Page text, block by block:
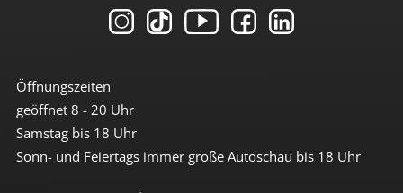
Öffnungszeiten
geöffnet 8 - 20 Uhr
Samstag bis 18 Uhr
Sonn- und Feiertags immer große Autoschau bis 18 Uhr